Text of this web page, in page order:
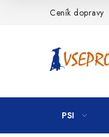
Ceník dopravy
PSI